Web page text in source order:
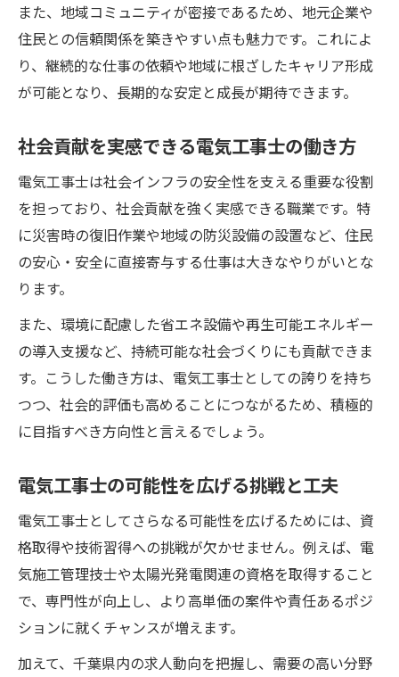
また、地域コミュニティが密接であるため、地元企業や
住民との信頼関係を築きやすい点も魅力です。これによ
り、継続的な仕事の依頼や地域に根ざしたキャリア形成
が可能となり、長期的な安定と成長が期待できます。
社会貢献を実感できる電気工事士の働き方
電気工事士は社会インフラの安全性を支える重要な役割
を担っており、社会貢献を強く実感できる職業です。特
に災害時の復旧作業や地域の防災設備の設置など、住民
の安心・安全に直接寄与する仕事は大きなやりがいとな
ります。
また、環境に配慮した省エネ設備や再生可能エネルギー
の導入支援など、持続可能な社会づくりにも貢献できま
す。こうした働き方は、電気工事士としての誇りを持ち
つつ、社会的評価も高めることにつながるため、積極的
に目指すべき方向性と言えるでしょう。
電気工事士の可能性を広げる挑戦と工夫
電気工事士としてさらなる可能性を広げるためには、資
格取得や技術習得への挑戦が欠かせません。例えば、電
気施工管理技士や太陽光発電関連の資格を取得すること
で、専門性が向上し、より高単価の案件や責任あるポジ
ションに就くチャンスが増えます。
加えて、千葉県内の求人動向を把握し、需要の高い分野